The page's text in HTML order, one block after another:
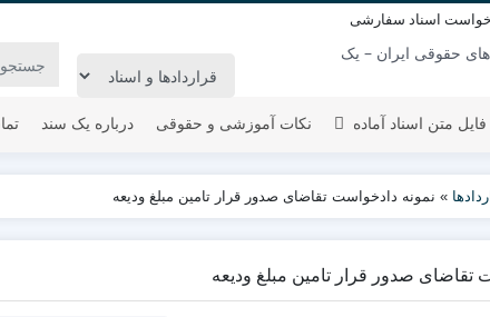
اسناد سفارشی
متن اسناد آماده نکات آموزشی و حقوقی درباره یک سند
» نمونه دادخواست تقاضای صدور قرار تامین مبلغ ودیعه
تقاضای صدور قرار تامین مبلغ ودیعه